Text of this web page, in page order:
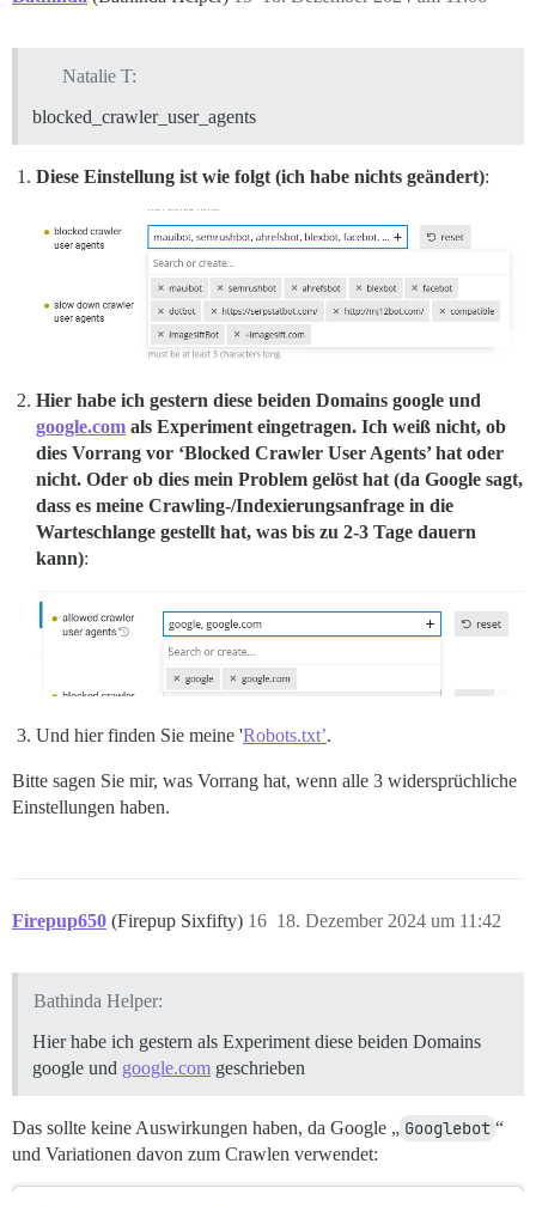
Natalie T:
blocked_crawler_user_agents
Diese Einstellung ist wie folgt (ich habe nichts geändert):
Hier habe ich gestern diese beiden Domains google und
google.com als Experiment eingetragen. Ich weiß nicht, ob
dies Vorrang vor ‘Blocked Crawler User Agents’ hat oder
nicht. Oder ob dies mein Problem gelöst hat (da Google sagt,
dass es meine Crawling-/Indexierungsanfrage in die
Warteschlange gestellt hat, was bis zu 2-3 Tage dauern
kann):
Und hier finden Sie meine 'Robots.txt’.
Bitte sagen Sie mir, was Vorrang hat, wenn alle 3 widersprüchliche
Einstellungen haben.
Firepup650 (Firepup Sixfifty) 18. Dezember 2024 um 11:42
16
Bathinda Helper:
Hier habe ich gestern als Experiment diese beiden Domains
google und google.com geschrieben
Das sollte keine Auswirkungen haben, da Google „ Googlebot “
und Variationen davon zum Crawlen verwendet: